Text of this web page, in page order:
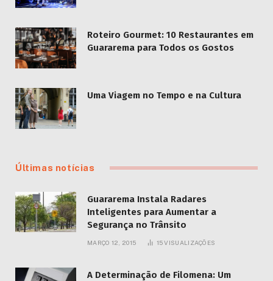
Roteiro Gourmet: 10 Restaurantes em
Guararema para Todos os Gostos
Uma Viagem no Tempo e na Cultura
Últimas notícias
Guararema Instala Radares
Inteligentes para Aumentar a
Segurança no Trânsito
MARÇO 12, 2015 15VISUALIZAÇÕES
A Determinação de Filomena: Um